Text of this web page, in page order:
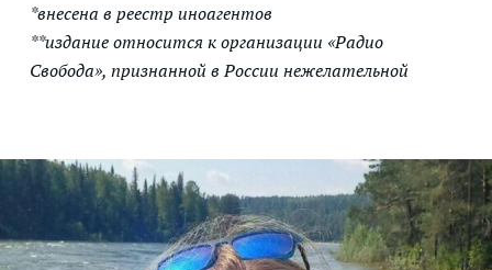
*внесена в реестр иноагентов
**издание относится к организации «Радио
Свобода», признанной в России нежелательной